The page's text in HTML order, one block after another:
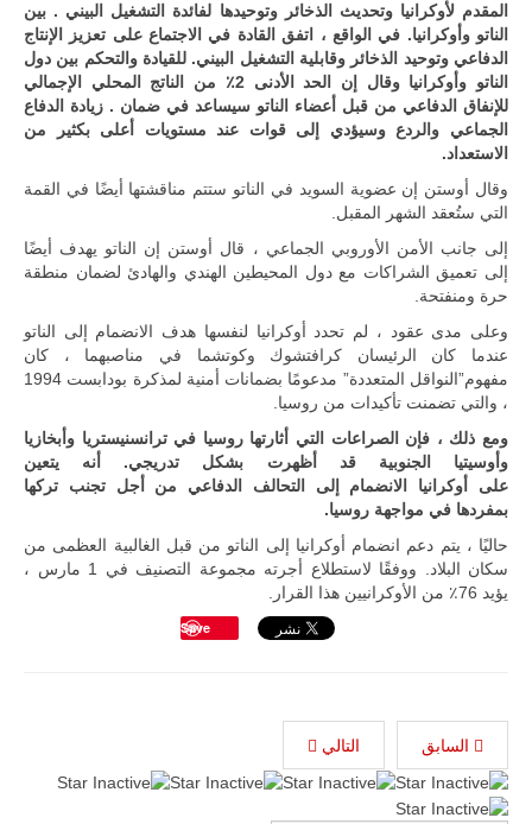
المقدم لأوكرانيا وتحديث الذخائر وتوحيدها لفائدة التشغيل البيني . بين
الناتو وأوكرانيا. في الواقع ، اتفق القادة في الاجتماع على تعزيز الإنتاج
الدفاعي وتوحيد الذخائر وقابلية التشغيل البيني. للقيادة والتحكم بين دول
الناتو وأوكرانيا وقال إن الحد الأدنى 2٪ من الناتج المحلي الإجمالي
للإنفاق الدفاعي من قبل أعضاء الناتو سيساعد في ضمان . زيادة الدفاع
الجماعي والردع وسيؤدي إلى قوات عند مستويات أعلى بكثير من
الاستعداد.
وقال أوستن إن عضوية السويد في الناتو ستتم مناقشتها أيضًا في القمة
التي ستُعقد الشهر المقبل.
إلى جانب الأمن الأوروبي الجماعي ، قال أوستن إن الناتو يهدف أيضًا
إلى تعميق الشراكات مع دول المحيطين الهندي والهادئ لضمان منطقة
حرة ومنفتحة.
وعلى مدى عقود ، لم تحدد أوكرانيا لنفسها هدف الانضمام إلى الناتو
عندما كان الرئيسان كرافتشوك وكوتشما في مناصبهما ، كان
مفهوم”النواقل المتعددة” مدعومًا بضمانات أمنية لمذكرة بودابست 1994
، والتي تضمنت تأكيدات من روسيا.
ومع ذلك ، فإن الصراعات التي أثارتها روسيا في ترانسنيستريا وأبخازيا
وأوسيتيا الجنوبية قد أظهرت بشكل تدريجي. أنه يتعين
على أوكرانيا الانضمام إلى التحالف الدفاعي من أجل تجنب تركها
بمفردها في مواجهة روسيا.
حاليًا ، يتم دعم انضمام أوكرانيا إلى الناتو من قبل الغالبية العظمى من
سكان البلاد. ووفقًا لاستطلاع أجرته مجموعة التصنيف في 1 مارس ،
يؤيد 76٪ من الأوكرانيين هذا القرار.
Save
السابق التالي